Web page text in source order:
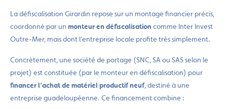
La défiscalisation Girardin repose sur un montage financier précis,
coordonné par un monteur en défiscalisation comme Inter Invest
Outre-Mer, mais dont l’entreprise locale profite très simplement.
Concrètement, une société de portage (SNC, SA ou SAS selon le
projet) est constituée (par le monteur en défiscalisation) pour
financer l’achat de matériel productif neuf, destiné à une
entreprise guadeloupéenne. Ce financement combine :